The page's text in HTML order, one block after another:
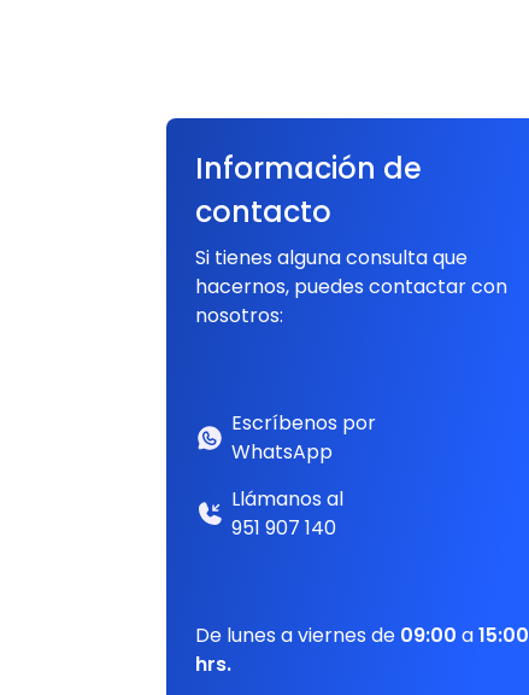
Información de
contacto
Si tienes alguna consulta que
hacernos, puedes contactar con
nosotros:
Escríbenos por
WhatsApp
Llámanos al
951 907 140
De lunes a viernes de 09:00 a15:00
hrs.